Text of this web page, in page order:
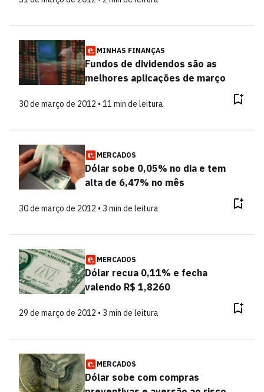
MINHAS FINANÇAS
Fundos de dividendos são as
melhores aplicações de março
30 de março de 2012 • 11 min de leitura
MERCADOS
Dólar sobe 0,05% no dia e tem
alta de 6,47% no mês
30 de março de 2012 • 3 min de leitura
MERCADOS
Dólar recua 0,11% e fecha
valendo R$ 1,8260
29 de março de 2012 • 3 min de leitura
MERCADOS
Dólar sobe com compras